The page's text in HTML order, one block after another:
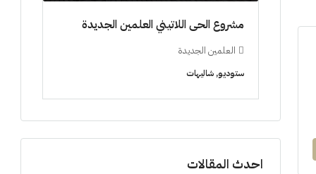
مشروع الحى اللاتيني العلمين الجديدة
العلمين الجديدة
ستوديو, شاليهات
احدث المقالات